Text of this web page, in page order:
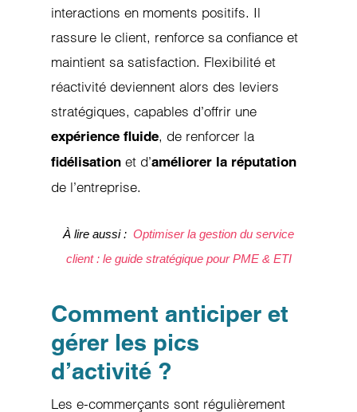
interactions en moments positifs. Il
rassure le client, renforce sa confiance et
maintient sa satisfaction. Flexibilité et
réactivité deviennent alors des leviers
stratégiques, capables d’offrir une
expérience fluide, de renforcer la
fidélisation et d’améliorer la réputation
de l’entreprise.
À lire aussi : Optimiser la gestion du service
client : le guide stratégique pour PME & ETI
Comment anticiper et
gérer les pics
d’activité ?
Les e-commerçants sont régulièrement